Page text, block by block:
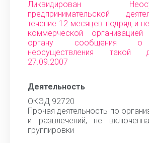
Ликвидирован
предпринимательской
течение 12 месяцев подряд и
коммерческой организацией
органу сообщения о
неосуществления такой
27.09.2007
Деятельность
ОКЭД 92720
Прочая деятельность по
и развлечений, не
группировки